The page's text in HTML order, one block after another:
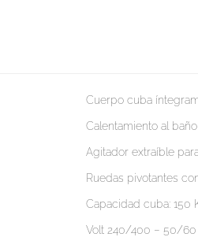
Cuerpo cuba
Calentamiento al
Agitador extraíble
Ruedas pivotantes
Capacidad cuba: 150
Volt 240/400 – 50/60